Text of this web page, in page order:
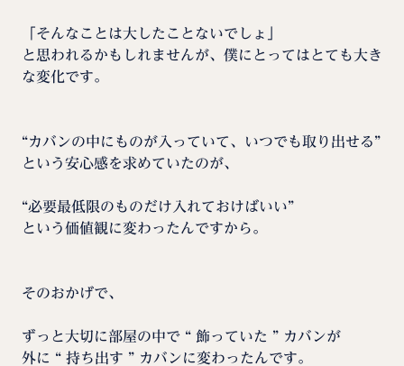
「そんなことは大したことないでしょ」
と思われるかもしれませんが、僕にとってはとても大き
な変化です。
“カバンの中にものが入っていて、いつでも取り出せる”
という安心感を求めていたのが、
“必要最低限のものだけ入れておけばいい”
という価値観に変わったんですから。
そのおかげで、
ずっと大切に部屋の中で “ 飾っていた ” カバンが
外に “ 持ち出す ” カバンに変わったんです。